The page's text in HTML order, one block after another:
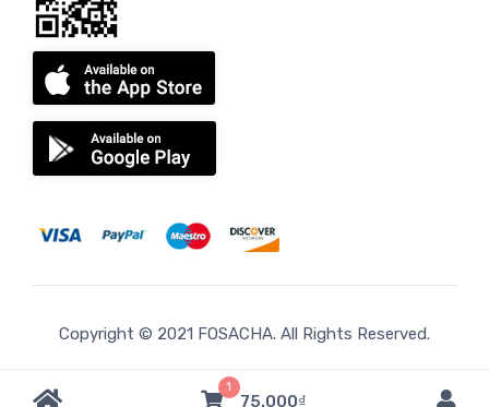
Copyright © 2021 FOSACHA. All Rights Reserved.
Privacy policies Terms and Conditions Agreement
1
75.000₫